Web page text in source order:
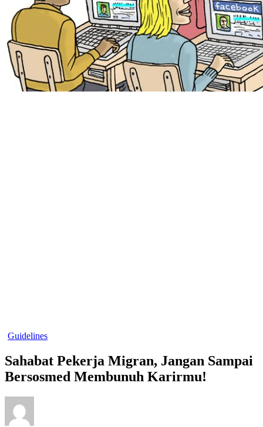
Guidelines
Sahabat Pekerja Migran, Jangan Sampai
Bersosmed Membunuh Karirmu!